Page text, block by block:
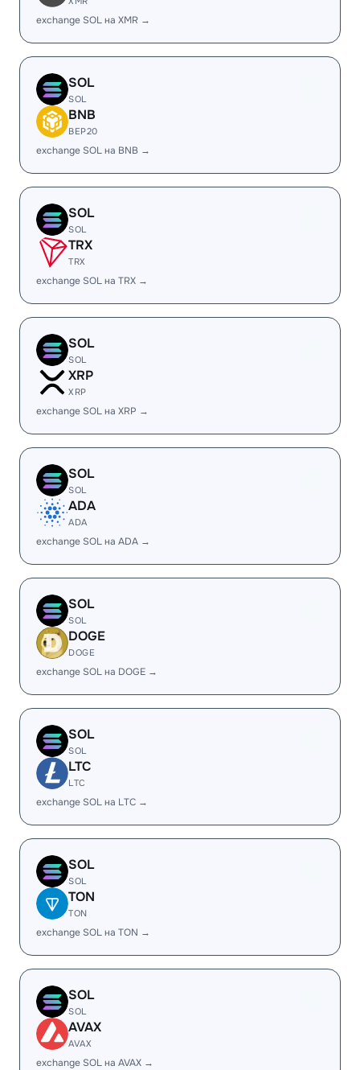
exchange SOL на XMR →
SOL
SOL
BNB
BEP20
exchange SOL на BNB →
SOL
SOL
TRX
TRX
exchange SOL на TRX →
SOL
SOL
XRP
XRP
exchange SOL на XRP →
SOL
SOL
ADA
ADA
exchange SOL на ADA →
SOL
SOL
DOGE
DOGE
exchange SOL на DOGE →
SOL
SOL
LTC
LTC
exchange SOL на LTC →
SOL
SOL
TON
TON
exchange SOL на TON →
SOL
SOL
AVAX
AVAX
exchange SOL на AVAX →